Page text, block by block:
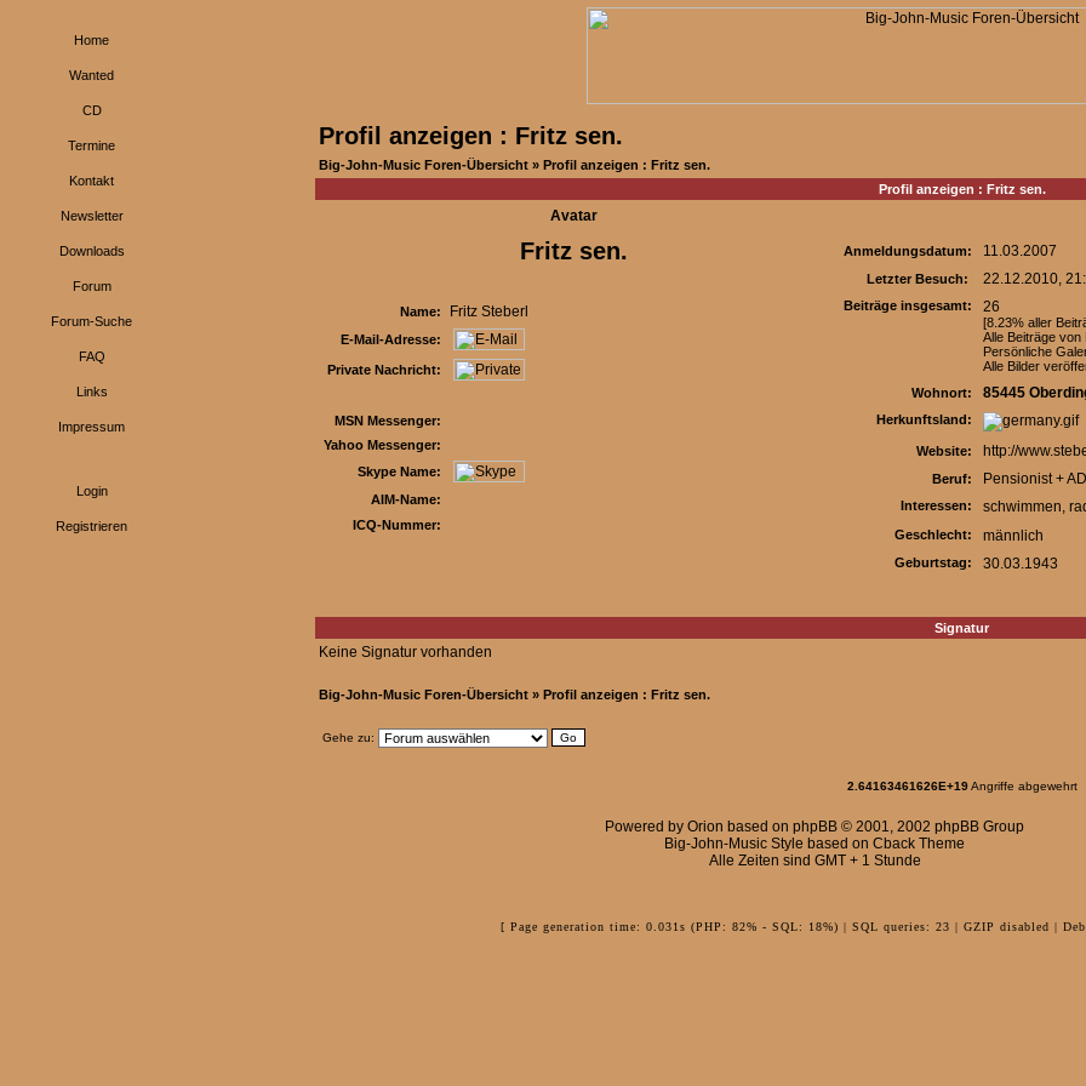
Home
Wanted
CD
Termine
Kontakt
Newsletter
Downloads
Forum
Forum-Suche
FAQ
Links
Impressum
Login
Registrieren
Profil anzeigen : Fritz sen.
Big-John-Music Foren-Übersicht » Profil anzeigen : Fritz sen.
Profil anzeigen : Fritz sen.
Avatar
Fritz sen. Anmeldungsdatum: 11.03.2007
Letzter Besuch: 22.12.2010,
Beiträge insgesamt: 26
[8.23% aller
Alle Beiträge
Persönliche
Alle Bilder
Wohnort:
85445
Herkunftsland:
Website: http://
Beruf: Pensionist +
Interessen: schwimmen,
Geschlecht: männlich
Geburtstag: 30.03.1943
Name: Fritz Steberl
E-Mail-Adresse:
Private Nachricht:
MSN Messenger:
Yahoo Messenger:
Skype Name:
AIM-Name:
ICQ-Nummer:
Signatur
Keine Signatur vorhanden
Big-John-Music Foren-Übersicht » Profil anzeigen : Fritz sen.
Gehe zu:
2.64163461626E+19Angriffe abgewehrt
Powered by Orion based on phpBB © 2001, 2002 phpBB Group
Big-John-Music Style based on Cback Theme
Alle Zeiten sind GMT + 1 Stunde
[ Page generation time: 0.031s (PHP: 82% - SQL: 18%) | SQL queries: 23 | GZIP disabled |